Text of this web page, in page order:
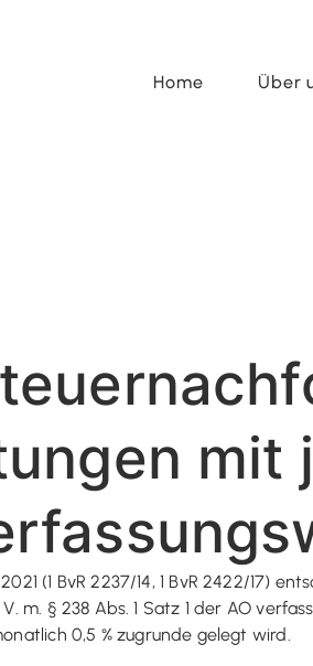
Home Über
mit
(1 BvR 2237/14, 1 BvR 2422/17)
m. § 238 Abs. 1 Satz 1 der AO
0,5 % zugrunde gelegt wird.